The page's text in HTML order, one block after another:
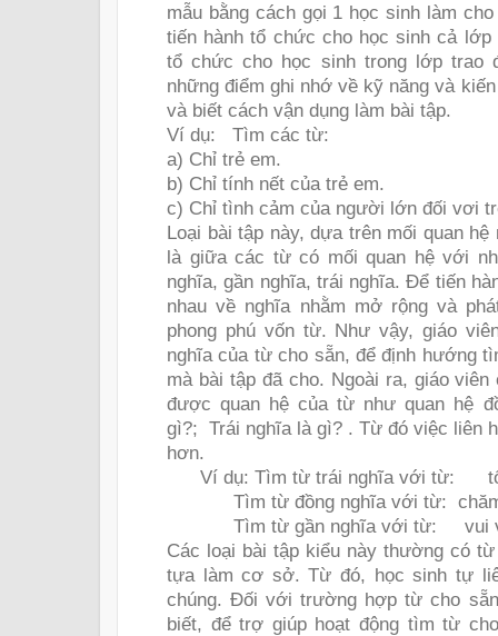
mẫu bằng cách gọi 1 học sinh làm
tiến hành tổ chức cho học sinh cả
tổ chức cho học sinh trong lớp trao
những điểm ghi nhớ về kỹ năng và
và biết cách vận dụng làm bài tập.
Ví dụ:
Tìm các từ:
a) Chỉ trẻ em.
b) Chỉ tính nết của trẻ em.
c) Chỉ tình cảm của người lớn đối vơi
Loại bài tập này, dựa trên mối quan
là giữa các từ có mối quan hệ với
nghĩa, gần nghĩa, trái nghĩa. Để tiến
nhau về nghĩa nhằm mở rộng và
phong phú vốn từ. Như vậy, giáo
nghĩa của từ cho sẵn, để định hướng
mà bài tập đã cho. Ngoài ra, giáo
được quan hệ của từ như quan hệ
gì?; Trái nghĩa là gì? . Từ đó việc liên
hơn.
Ví dụ: Tìm từ trái nghĩa với từ:
Tìm từ đồng nghĩa với từ:
Tìm từ gần nghĩa với từ:
vui
Các loại bài tập kiểu này thường có
tựa làm cơ sở. Từ đó, học sinh tự
chúng. Đối với trường hợp từ cho
biết, để trợ giúp hoạt động tìm từ